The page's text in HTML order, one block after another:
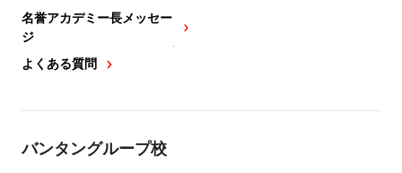
名誉アカデミー長メッセー
ジ
よくある質問
バンタングループ校